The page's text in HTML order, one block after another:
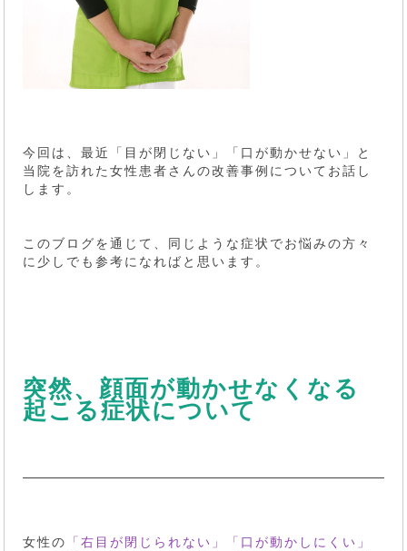
今回は、最近「目が閉じない」「口が動かせない」と
当院を訪れた女性患者さんの改善事例についてお話し
します。
このブログを通じて、同じような症状でお悩みの方々
に少しでも参考になればと思います。
突然、顔面が動かせなくなる
起こる症状について
女性の
「右目が閉じられない」「口が動かしにくい」